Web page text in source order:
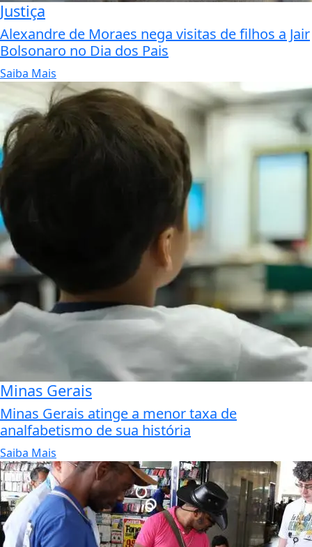
Justiça
Alexandre de Moraes nega visitas de filhos a Jair
Bolsonaro no Dia dos Pais
Saiba Mais
Minas Gerais
Minas Gerais atinge a menor taxa de
analfabetismo de sua história
Saiba Mais